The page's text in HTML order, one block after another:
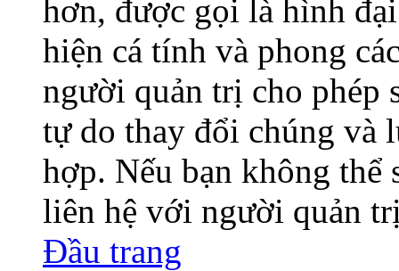
hơn, được gọi là hình
hiện cá tính và phong
người quản trị cho phép
tự do thay đổi chúng và
hợp. Nếu bạn không thể
liên hệ với người quản
Đầu trang